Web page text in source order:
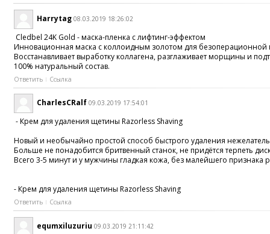
Harrytag 08.03.2019 18:26:02
Cledbel 24K Gold - маска-пленка с лифтинг-эффектом
Инновационная маска с коллоидным золотом для
Восстанавливает выработку коллагена, разглаживает морщины и
100% натуральный состав.
Ответить Ссылка
CharlesCRalf 09.03.2019 17:54:01
- Крем для удаления щетины Razorless Shaving
Новый и необычайно простой способ быстрого удаления
Больше не понадобится бритвенный станок, не придётся терпеть
Всего 3-5 минут и у мужчины гладкая кожа, без малейшего признака
- Крем для удаления щетины Razorless Shaving
Ответить Ссылка
equmxiluzuriu 09.03.2019 21:11:42